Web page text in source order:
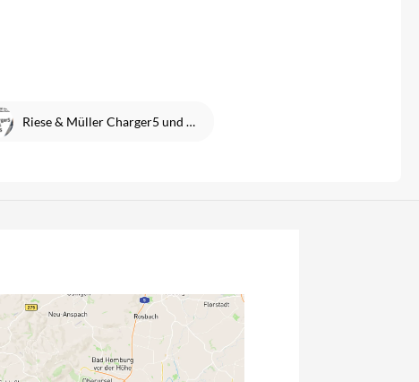
Riese & Müller Charger5 und Nevo5